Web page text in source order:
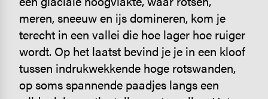
meren, sneeuw en ijs domineren, kom je
terecht in een vallei die hoe lager hoe ruiger
wordt. Op het laatst bevind je je in een kloof
tussen indrukwekkende hoge rotswanden,
op soms spannende paadjes langs een